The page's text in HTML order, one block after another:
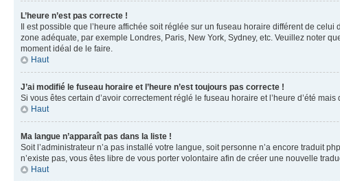
L’heure n’est pas correcte !
Il est possible que l’heure affichée soit réglée sur un fuseau horaire différent de
zone adéquate, par exemple Londres, Paris, New York, Sydney, etc. Veuillez noter
moment idéal de le faire.
Haut
J’ai modifié le fuseau horaire et l’heure n’est toujours pas correcte !
Si vous êtes certain d’avoir correctement réglé le fuseau horaire et l’heure d’été
Haut
Ma langue n’apparaît pas dans la liste !
Soit l’administrateur n’a pas installé votre langue, soit personne n’a encore traduit
n’existe pas, vous êtes libre de vous porter volontaire afin de créer une nouvelle
Haut